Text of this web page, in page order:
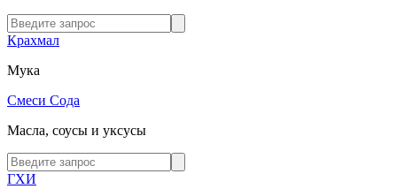
Крахмал
Мука
Смеси Сода
Масла, соусы и уксусы
ГХИ